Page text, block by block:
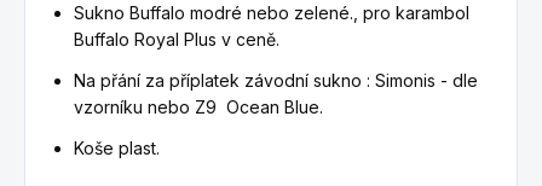
Sukno Buffalo modré nebo zelené., pro karambol
Buffalo Royal Plus v ceně.
Na přání za příplatek závodní sukno : Simonis - dle
vzorníku nebo Z9 Ocean Blue.
Koše plast.